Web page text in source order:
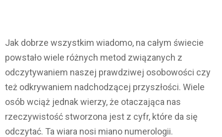
Jak dobrze wszystkim wiadomo, na całym świecie
powstało wiele różnych metod związanych z
odczytywaniem naszej prawdziwej osobowości czy
też odkrywaniem nadchodzącej przyszłości. Wiele
osób wciąż jednak wierzy, że otaczająca nas
rzeczywistość stworzona jest z cyfr, które da się
odczytać. Ta wiara nosi miano numerologii.